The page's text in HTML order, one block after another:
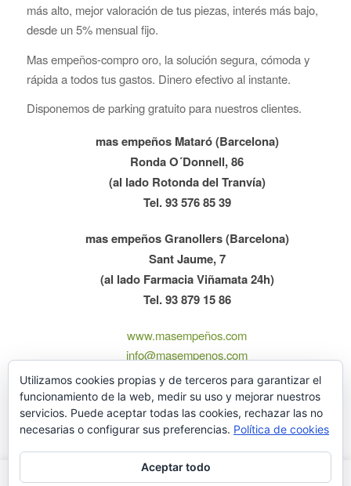
más alto, mejor valoración de tus piezas, interés más bajo,
desde un 5% mensual fijo.
Mas empeños-compro oro, la solución segura, cómoda y
rápida a todos tus gastos. Dinero efectivo al instante.
Disponemos de parking gratuito para nuestros clientes.
mas empeños Mataró (Barcelona)
Ronda O´Donnell, 86
(al lado Rotonda del Tranvía)
Tel. 93 576 85 39
mas empeños Granollers (Barcelona)
Sant Jaume, 7
(al lado Farmacia Viñamata 24h)
Tel. 93 879 15 86
www.masempeños.com
info@masempenos.com
Lunes-Viernes 10:00 – 13:30 / 16:00 – 20:00
Sábados 10:30-13:00
Este sítio web utiliza cookies para que tengas la mejor
Utilizamos cookies propias y de terceros para garantizar el
funcionamiento de la web, medir su uso y mejorar nuestros
servicios. Puede aceptar todas las cookies, rechazar las no
necesarias o configurar sus preferencias. Política de cookies
Aceptar todo